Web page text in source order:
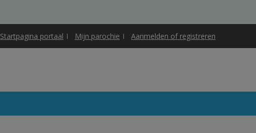
Startpagina portaal Mijn parochie Aanmelden of registreren